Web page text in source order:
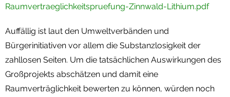
Raumvertraeglichkeitspruefung-Zinnwald-Lithium.pdf
Auffällig ist laut den Umweltverbänden und
Bürgerinitiativen vor allem die Substanzlosigkeit der
zahllosen Seiten. Um die tatsächlichen Auswirkungen des
Großprojekts abschätzen und damit eine
Raumverträglichkeit bewerten zu können, würden noch